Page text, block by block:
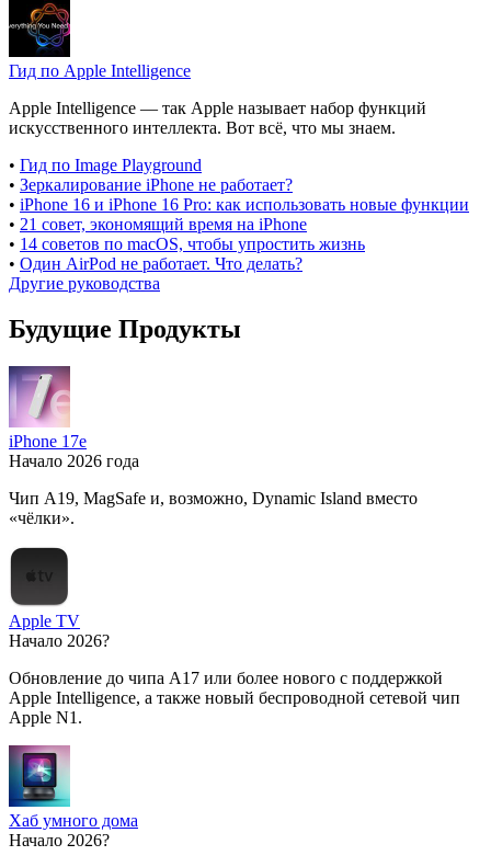
Гид по Apple Intelligence
Apple Intelligence — так Apple называет набор функций
искусственного интеллекта. Вот всё, что мы знаем.
• Гид по Image Playground
• Зеркалирование iPhone не работает?
• iPhone 16 и iPhone 16 Pro: как использовать новые функции
• 21 совет, экономящий время на iPhone
• 14 советов по macOS, чтобы упростить жизнь
• Один AirPod не работает. Что делать?
Другие руководства
Будущие Продукты
iPhone 17e
Начало 2026 года
Чип A19, MagSafe и, возможно, Dynamic Island вместо
«чёлки».
Apple TV
Начало 2026?
Обновление до чипа A17 или более нового с поддержкой
Apple Intelligence, а также новый беспроводной сетевой чип
Apple N1.
Хаб умного дома
Начало 2026?